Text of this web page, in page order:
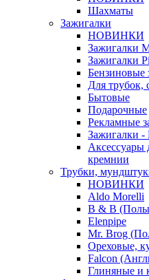
Шахматы
Зажигалки
НОВИНКИ
Зажигалки
Зажигалки
Бензиновые
Для трубок,
Бытовые
Подарочные
Рекламные
Зажигалки
Аксессуары
кремнии
Трубки,
НОВИНКИ
Aldo Morelli
B & B
Elenpipe
Mr. Brog
Ореховые,
Falcon
Глиняные и